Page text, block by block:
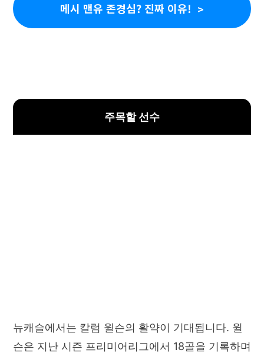
메시 맨유 존경심? 진짜 이유!
주목할 선수
뉴캐슬에서는 칼럼 윌슨의 활약이 기대됩니다. 윌
슨은 지난 시즌 프리미어리그에서 18골을 기록하며